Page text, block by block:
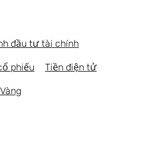
đầu tư tài chính
phiếu Tiền điện tử